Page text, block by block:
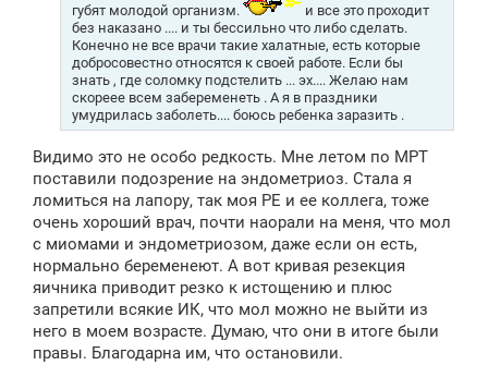
губят молодой организм.
и все это проходит
без наказано .... и ты бессильно что либо сделать.
Конечно не все врачи такие халатные, есть которые
добросовестно относятся к своей работе. Если бы
знать , где соломку подстелить ... эх.... Желаю нам
скореее всем забеременеть . А я в праздники
умудрилась заболеть.... боюсь ребенка заразить .
Видимо это не особо редкость. Мне летом по МРТ
поставили подозрение на эндометриоз. Стала я
ломиться на лапору, так моя РЕ и ее коллега, тоже
очень хороший врач, почти наорали на меня, что мол
с миомами и эндометриозом, даже если он есть,
нормально беременеют. А вот кривая резекция
яичника приводит резко к истощению и плюс
запретили всякие ИК, что мол можно не выйти из
него в моем возрасте. Думаю, что они в итоге были
правы. Благодарна им, что остановили.